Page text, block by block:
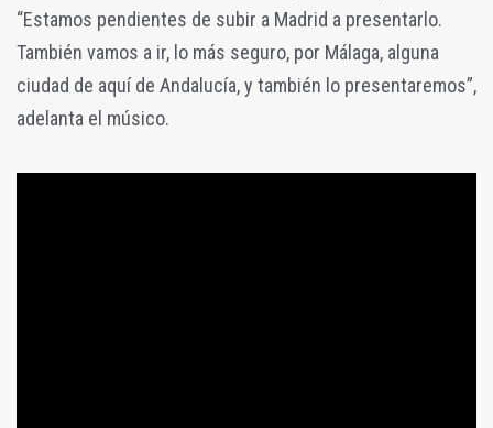
“Estamos pendientes de subir a Madrid a presentarlo.
También vamos a ir, lo más seguro, por Málaga, alguna
ciudad de aquí de Andalucía, y también lo presentaremos”,
adelanta el músico.